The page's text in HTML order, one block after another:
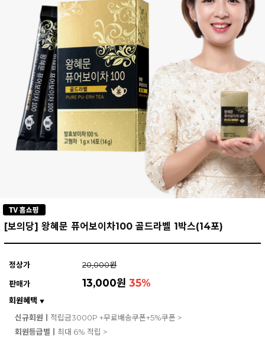
[보의당] 왕혜문 퓨어보이차100 골드라벨 1박스(14포)
정상가
20,000원
판매가
13,000원35%
회원혜택 ▼
신규회원ㅣ 적립금3000P +무료배송쿠폰+5%쿠폰 >
회원등급별ㅣ 최대 6% 적립 >